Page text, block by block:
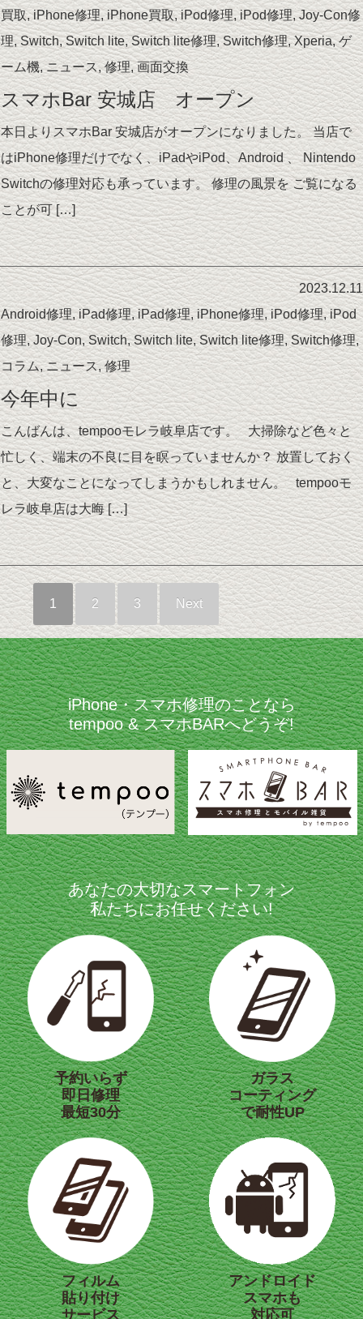
買取,iPhone修理,iPhone買取,iPod修理,iPod修理,Joy-Con修
理,Switch,Switch lite,Switch lite修理,Switch修理,Xperia,ゲ
ーム機,ニュース,修理,画面交換
スマホBar 安城店 オープン
本日よりスマホBar 安城店がオープンになりました。 当店で
はiPhone修理だけでなく、iPadやiPod、Android 、 Nintendo
Switchの修理対応も承っています。 修理の風景を ご覧になる
ことが可 […]
2023.12.11
Android修理,iPad修理,iPad修理,iPhone修理,iPod修理,iPod
修理,Joy-Con,Switch,Switch lite,Switch lite修理,Switch修理,
コラム,ニュース,修理
今年中に
こんばんは、tempooモレラ岐阜店です。 大掃除など色々と
忙しく、端末の不良に目を瞑っていませんか？ 放置しておく
と、大変なことになってしまうかもしれません。 tempooモ
レラ岐阜店は大晦 […]
1 2 3 Next
iPhone・スマホ修理のことなら
tempoo & スマホBARへどうぞ!
あなたの大切なスマートフォン
私たちにお任せください!
予約いらず
即日修理
最短30分
ガラス
コーティング
で耐性UP
フィルム
貼り付け
サービス
アンドロイド
スマホも
対応可